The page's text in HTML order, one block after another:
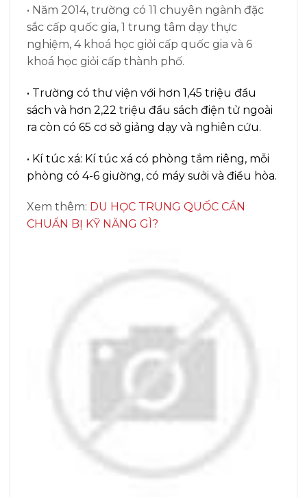
• Năm 2014, trường có 11 chuyên ngành đặc
sắc cấp quốc gia, 1 trung tâm dạy thực
nghiệm, 4 khoá học giỏi cấp quốc gia và 6
khoá học giỏi cấp thành phố.
• Trường có thư viện với hơn 1,45 triệu đầu
sách và hơn 2,22 triệu đầu sách điện tử ngoài
ra còn có 65 cơ sở giảng dạy và nghiên cứu.
• Kí túc xá: Kí túc xá có phòng tắm riêng, mỗi
phòng có 4-6 giường, có máy sưởi và điều hòa.
Xem thêm: DU HỌC TRUNG QUỐC CẦN
CHUẨN BỊ KỸ NĂNG GÌ?